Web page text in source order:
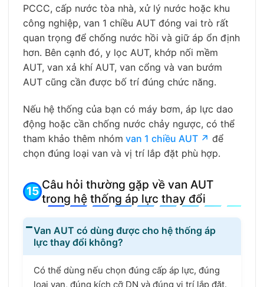
PCCC, cấp nước tòa nhà, xử lý nước hoặc khu
công nghiệp, van 1 chiều AUT đóng vai trò rất
quan trọng để chống nước hồi và giữ áp ổn định
hơn. Bên cạnh đó, y lọc AUT, khớp nối mềm
AUT, van xả khí AUT, van cổng và van bướm
AUT cũng cần được bố trí đúng chức năng.
Nếu hệ thống của bạn có máy bơm, áp lực dao
động hoặc cần chống nước chảy ngược, có thể
tham khảo thêm nhóm van 1 chiều AUT ↗ để
chọn đúng loại van và vị trí lắp đặt phù hợp.
Câu hỏi thường gặp về van AUT
trong hệ thống áp lực thay đổi
Van AUT có dùng được cho hệ thống áp
lực thay đổi không?
Có thể dùng nếu chọn đúng cấp áp lực, đúng
loại van, đúng kích cỡ DN và đúng vị trí lắp đặt.